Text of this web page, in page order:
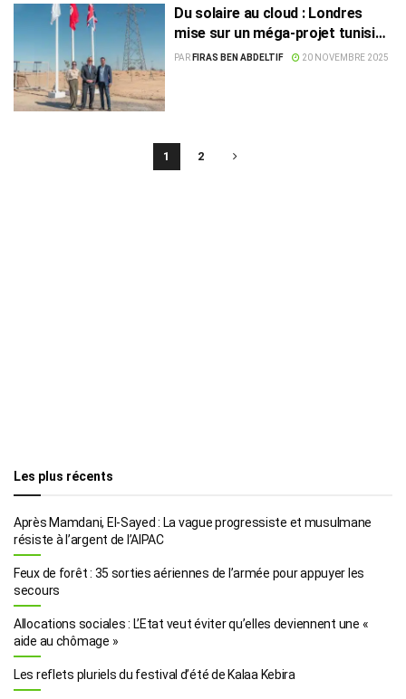
Du solaire au cloud : Londres
mise sur un méga-projet tunisien
pour 2027
PAR FIRAS BEN ABDELTIF 20 NOVEMBRE 2025
1 2
Les plus récents
Après Mamdani, El-Sayed : La vague progressiste et musulmane
résiste à l’argent de l’AIPAC
Feux de forêt : 35 sorties aériennes de l’armée pour appuyer les
secours
Allocations sociales : L’Etat veut éviter qu’elles deviennent une «
aide au chômage »
Les reflets pluriels du festival d’été de Kalaa Kebira